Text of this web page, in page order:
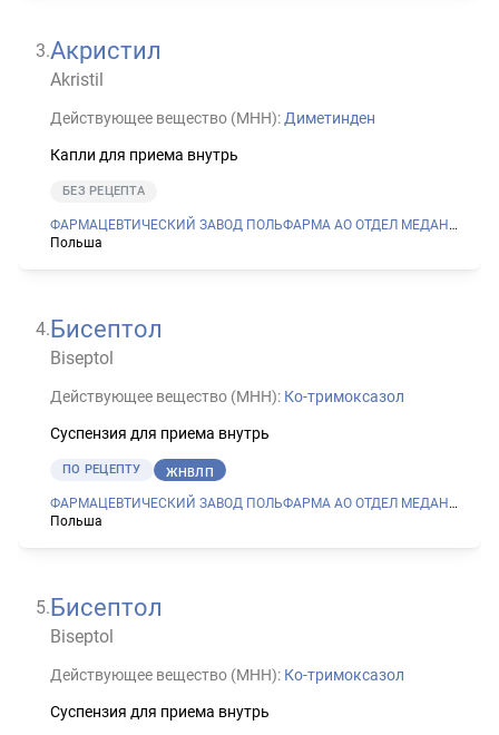
3.Акристил
Akristil
Действующее вещество (МНН): Диметинден
Капли для приема внутрь
БЕЗ РЕЦЕПТА
ФАРМАЦЕВТИЧЕСКИЙ ЗАВОД ПОЛЬФАРМА АО ОТДЕЛ МЕДАНА В СЕРАДЗЕ
Польша
4.Бисептол
Biseptol
Действующее вещество (МНН): Ко-тримоксазол
Суспензия для приема внутрь
ПО РЕЦЕПТУ ЖНВЛП
ФАРМАЦЕВТИЧЕСКИЙ ЗАВОД ПОЛЬФАРМА АО ОТДЕЛ МЕДАНА В СЕРАДЗЕ
Польша
5.Бисептол
Biseptol
Действующее вещество (МНН): Ко-тримоксазол
Суспензия для приема внутрь